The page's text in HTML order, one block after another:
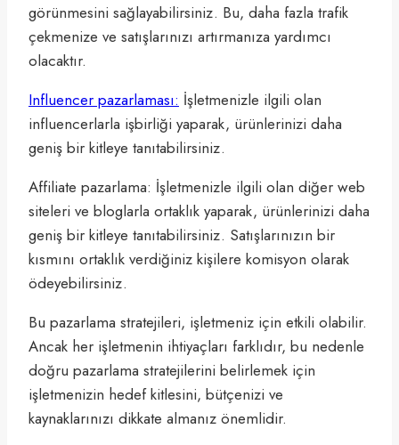
görünmesini sağlayabilirsiniz. Bu, daha fazla trafik
çekmenize ve satışlarınızı artırmanıza yardımcı
olacaktır.
Influencer pazarlaması: İşletmenizle ilgili olan
influencerlarla işbirliği yaparak, ürünlerinizi daha
geniş bir kitleye tanıtabilirsiniz.
Affiliate pazarlama: İşletmenizle ilgili olan diğer web
siteleri ve bloglarla ortaklık yaparak, ürünlerinizi daha
geniş bir kitleye tanıtabilirsiniz. Satışlarınızın bir
kısmını ortaklık verdiğiniz kişilere komisyon olarak
ödeyebilirsiniz.
Bu pazarlama stratejileri, işletmeniz için etkili olabilir.
Ancak her işletmenin ihtiyaçları farklıdır, bu nedenle
doğru pazarlama stratejilerini belirlemek için
işletmenizin hedef kitlesini, bütçenizi ve
kaynaklarınızı dikkate almanız önemlidir.